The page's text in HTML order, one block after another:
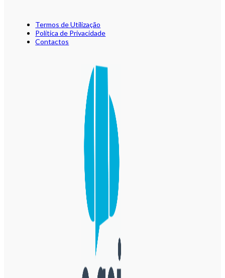
Termos de Utilização
Política de Privacidade
Contactos